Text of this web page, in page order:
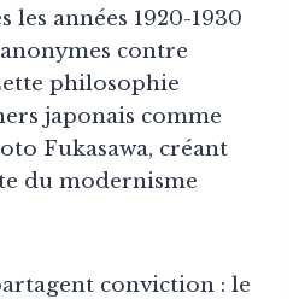
les années 1920-1930
contre
philosophie
japonais comme
Fukasawa, créant
du modernisme
conviction : le